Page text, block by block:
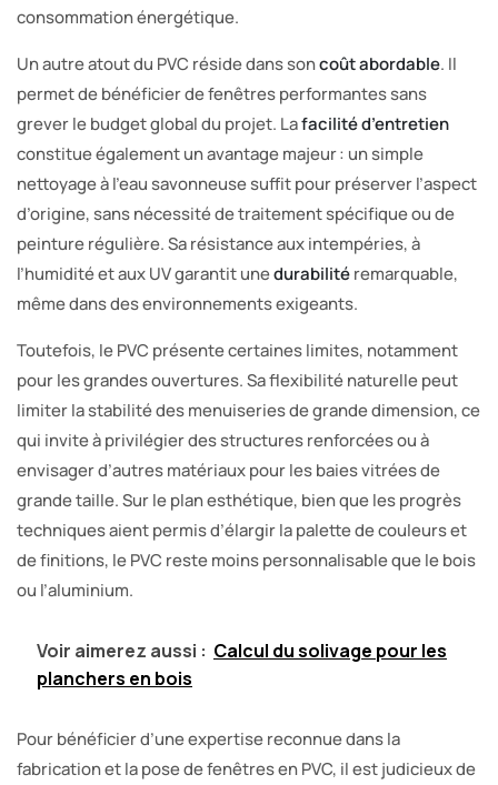
consommation énergétique.
Un autre atout du PVC réside dans soncoût abordable. Il
permet de bénéficier de fenêtres performantes sans
grever le budget global du projet. Lafacilité d’entretien
constitue également un avantage majeur : un simple
nettoyage à l’eau savonneuse suffit pour préserver l’aspect
d’origine, sans nécessité de traitement spécifique ou de
peinture régulière. Sa résistance aux intempéries, à
l’humidité et aux UV garantit unedurabilitéremarquable,
même dans des environnements exigeants.
Toutefois, le PVC présente certaines limites, notamment
pour les grandes ouvertures. Sa flexibilité naturelle peut
limiter la stabilité des menuiseries de grande dimension, ce
qui invite à privilégier des structures renforcées ou à
envisager d’autres matériaux pour les baies vitrées de
grande taille. Sur le plan esthétique, bien que les progrès
techniques aient permis d’élargir la palette de couleurs et
de finitions, le PVC reste moins personnalisable que le bois
ou l’aluminium.
Voir aimerez aussi : Calcul du solivage pour les
planchers en bois
Pour bénéficier d’une expertise reconnue dans la
fabrication et la pose de fenêtres en PVC, il est judicieux de